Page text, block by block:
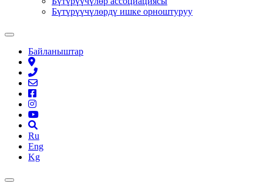
Бүтүрүүчүлөрдү ишке орноштуруу
Байланыштар
Ru
Eng
Kg